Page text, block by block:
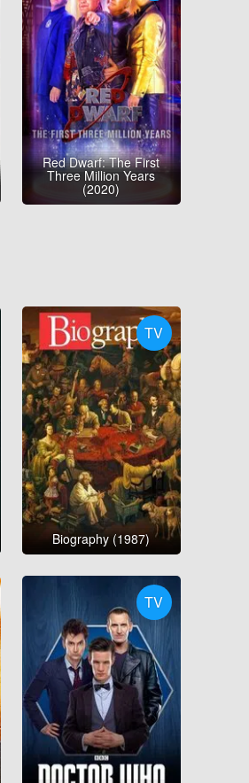
Red Dwarf: The First
Three Million Years
(2020)
TV
Biography (1987)
TV